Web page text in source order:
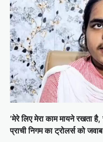
‘मेरे लिए मेरा काम मायने रखता है,
प्राची निगम का ट्रोलर्स को जवाब